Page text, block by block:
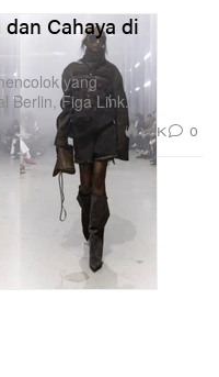
Cahaya di
yang
Berlin, Figa Link.
1.6K 0